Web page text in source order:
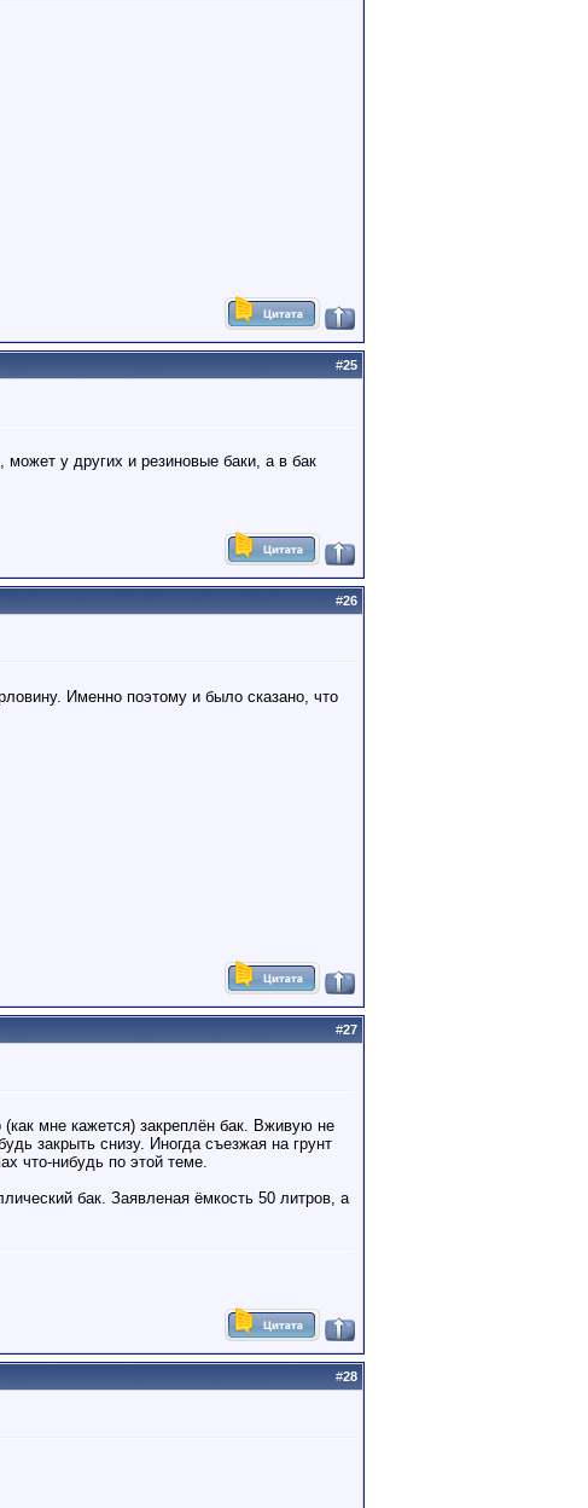
#25
у других и резиновые баки, а в бак
#26
Именно поэтому и было сказано, что
#27
мне кажется) закреплён бак. Вживую не
закрыть снизу. Иногда съезжая на грунт
что-нибудь по этой теме.
бак. Заявленая ёмкость 50 литров, а
#28